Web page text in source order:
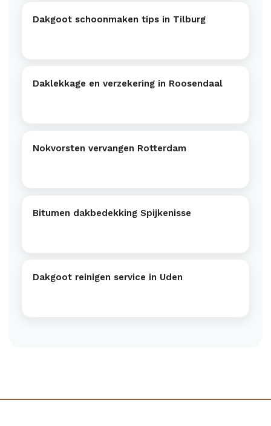
Dakgoot schoonmaken tips in Tilburg
Daklekkage en verzekering in Roosendaal
Nokvorsten vervangen Rotterdam
Bitumen dakbedekking Spijkenisse
Dakgoot reinigen service in Uden